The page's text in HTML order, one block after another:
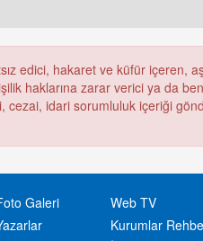
edici, hakaret ve küfür içeren,
haklarına zarar verici ya da
cezai, idari sorumluluk içeriği
Galeri
Web TV
Kurumlar